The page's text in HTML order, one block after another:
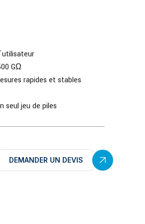
GΩ
rapides et stables
seul jeu de piles
DEMANDER UN DEVIS